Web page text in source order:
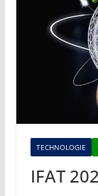
TECHNOLOGIE
IFAT